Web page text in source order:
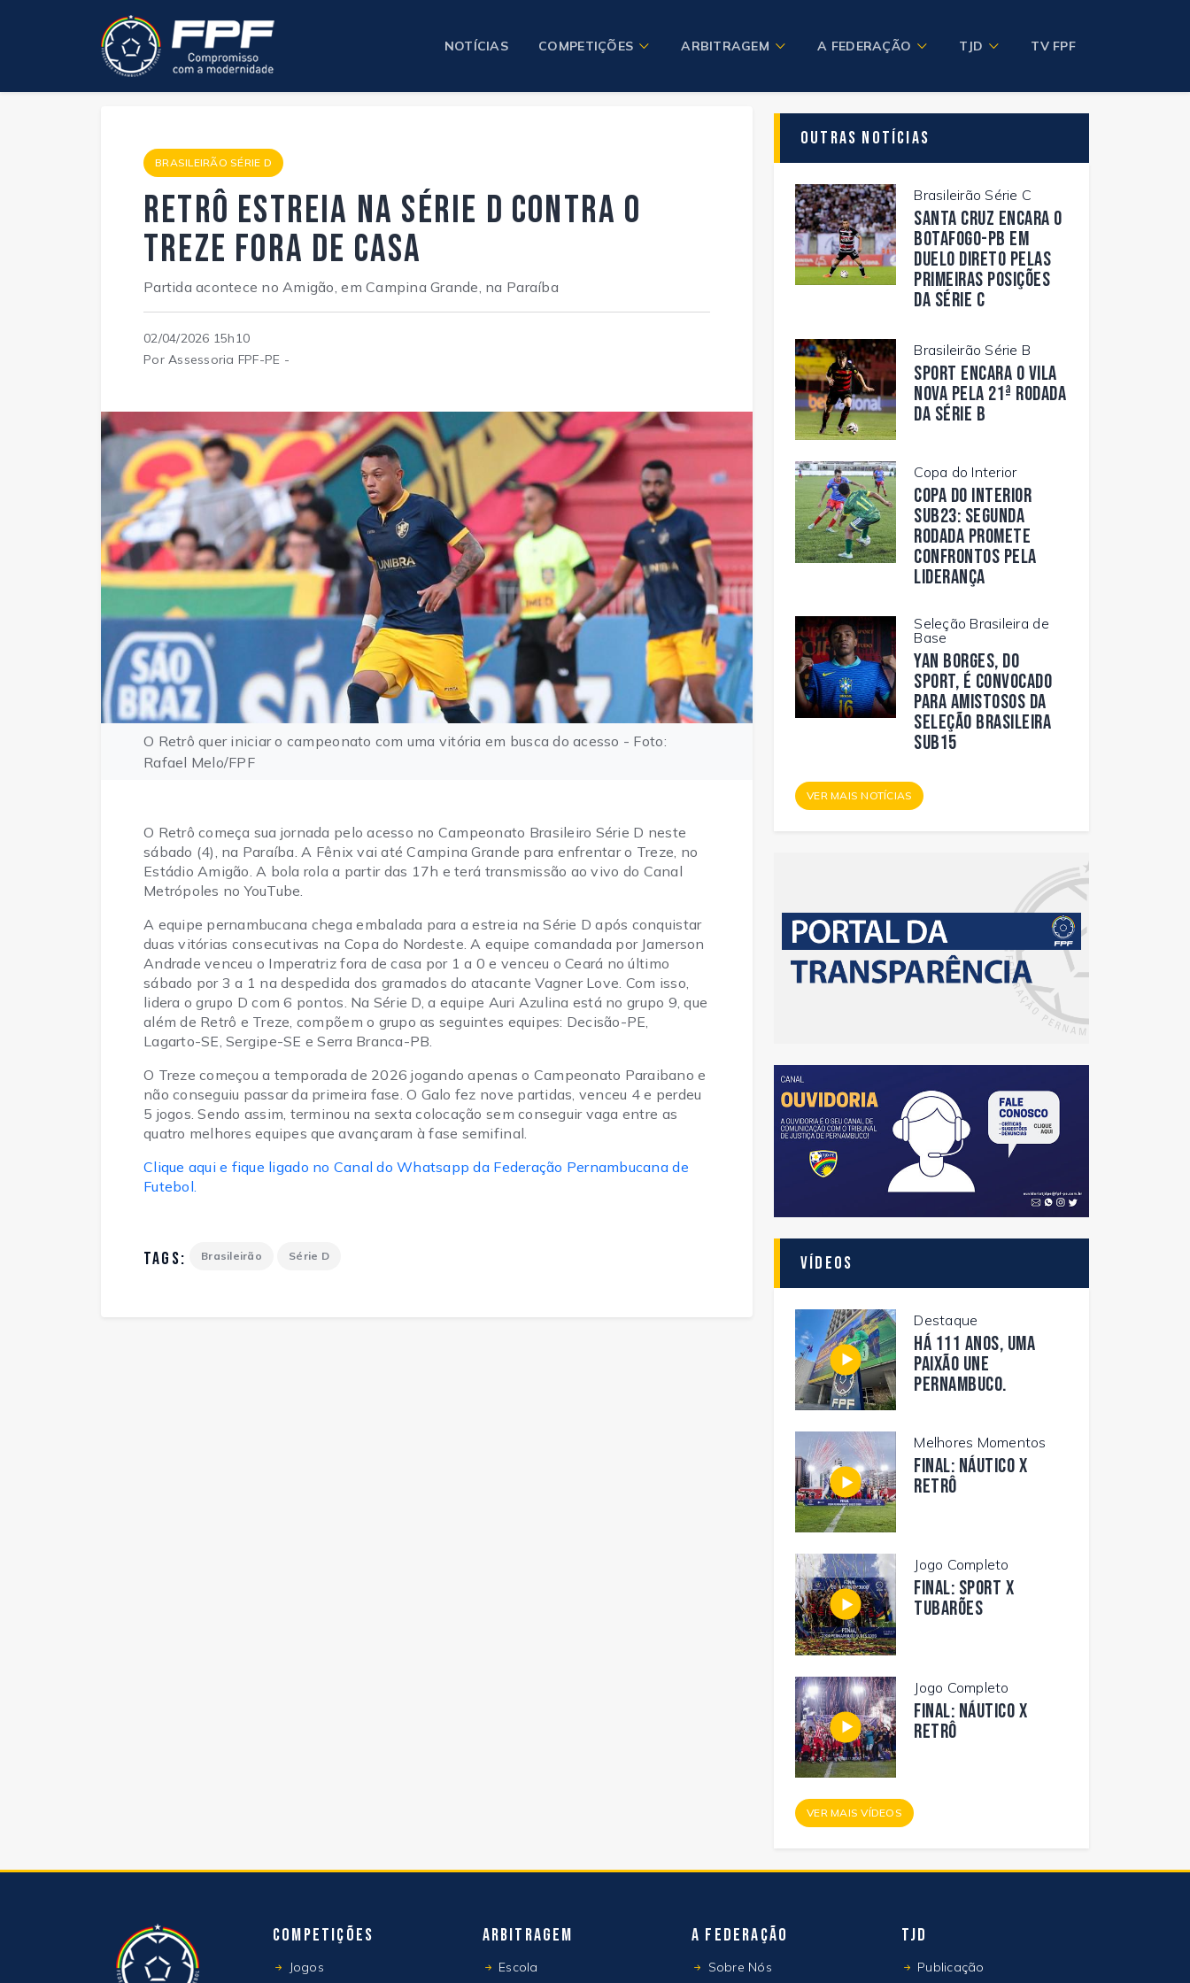
NOTÍCIAS COMPETIÇÕES ARBITRAGEM A FEDERAÇÃO TJD TV FPF
BRASILEIRÃO SÉRIE D
Retrô estreia na Série D contra o
Treze fora de casa
Partida acontece no Amigão, em Campina Grande, na Paraíba
02/04/2026 15h10
Por Assessoria FPF-PE -
O Retrô quer iniciar o campeonato com uma vitória em busca do acesso - Foto:
Rafael Melo/FPF
O Retrô começa sua jornada pelo acesso no Campeonato Brasileiro Série D neste
sábado (4), na Paraíba. A Fênix vai até Campina Grande para enfrentar o Treze, no
Estádio Amigão. A bola rola a partir das 17h e terá transmissão ao vivo do Canal
Metrópoles no YouTube.
A equipe pernambucana chega embalada para a estreia na Série D após conquistar
duas vitórias consecutivas na Copa do Nordeste. A equipe comandada por Jamerson
Andrade venceu o Imperatriz fora de casa por 1 a 0 e venceu o Ceará no último
sábado por 3 a 1 na despedida dos gramados do atacante Vagner Love. Com isso,
lidera o grupo D com 6 pontos. Na Série D, a equipe Auri Azulina está no grupo 9, que
além de Retrô e Treze, compõem o grupo as seguintes equipes: Decisão-PE,
Lagarto-SE, Sergipe-SE e Serra Branca-PB.
O Treze começou a temporada de 2026 jogando apenas o Campeonato Paraibano e
não conseguiu passar da primeira fase. O Galo fez nove partidas, venceu 4 e perdeu
5 jogos. Sendo assim, terminou na sexta colocação sem conseguir vaga entre as
quatro melhores equipes que avançaram à fase semifinal.
Clique aqui e fique ligado no Canal do Whatsapp da Federação Pernambucana de
Futebol.
TAGS: Brasileirão Série D
Outras Notícias
Brasileirão Série C
Santa Cruz encara o
Botafogo-PB em
duelo direto pelas
primeiras posições
da Série C
Brasileirão Série B
Sport encara o Vila
Nova pela 21ª rodada
da Série B
Copa do Interior
Copa do Interior
Sub23: segunda
rodada promete
confrontos pela
liderança
Seleção Brasileira de
Base
Yan Borges, do
Sport, é convocado
para amistosos da
Seleção Brasileira
Sub15
VER MAIS NOTÍCIAS
Vídeos
Destaque
Há 111 anos, uma
paixão une
Pernambuco.
Melhores Momentos
FINAL: NÁUTICO X
RETRÔ
Jogo Completo
FINAL: SPORT X
TUBARÕES
Jogo Completo
FINAL: NÁUTICO X
RETRÔ
VER MAIS VÍDEOS
Competições
Jogos
Arbitragem
Escola
A Federação
Sobre Nós
TJD
Publicação